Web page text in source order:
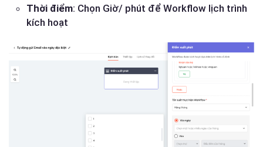
Thời điểm: Chọn Giờ/ phút để Workflow lịch trình
kích hoạt